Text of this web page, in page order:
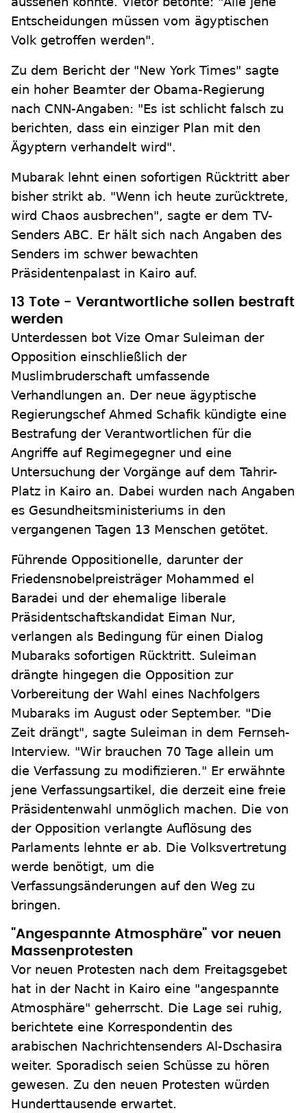
Entscheidungen müssen vom ägyptischen
Volk getroffen werden".
Zu dem Bericht der "New York Times" sagte
ein hoher Beamter der Obama-Regierung
nach CNN-Angaben: "Es ist schlicht falsch zu
berichten, dass ein einziger Plan mit den
Ägyptern verhandelt wird".
Mubarak lehnt einen sofortigen Rücktritt aber
bisher strikt ab. "Wenn ich heute zurücktrete,
wird Chaos ausbrechen", sagte er dem TV-
Senders ABC. Er hält sich nach Angaben des
Senders im schwer bewachten
Präsidentenpalast in Kairo auf.
13 Tote - Verantwortliche sollen bestraft
werden
Unterdessen bot Vize Omar Suleiman der
Opposition einschließlich der
Muslimbruderschaft umfassende
Verhandlungen an. Der neue ägyptische
Regierungschef Ahmed Schafik kündigte eine
Bestrafung der Verantwortlichen für die
Angriffe auf Regimegegner und eine
Untersuchung der Vorgänge auf dem Tahrir-
Platz in Kairo an. Dabei wurden nach Angaben
es Gesundheitsministeriums in den
vergangenen Tagen 13 Menschen getötet.
Führende Oppositionelle, darunter der
Friedensnobelpreisträger Mohammed el
Baradei und der ehemalige liberale
Präsidentschaftskandidat Eiman Nur,
verlangen als Bedingung für einen Dialog
Mubaraks sofortigen Rücktritt. Suleiman
drängte hingegen die Opposition zur
Vorbereitung der Wahl eines Nachfolgers
Mubaraks im August oder September. "Die
Zeit drängt", sagte Suleiman in dem Fernseh-
Interview. "Wir brauchen 70 Tage allein um
die Verfassung zu modifizieren." Er erwähnte
jene Verfassungsartikel, die derzeit eine freie
Präsidentenwahl unmöglich machen. Die von
der Opposition verlangte Auflösung des
Parlaments lehnte er ab. Die Volksvertretung
werde benötigt, um die
Verfassungsänderungen auf den Weg zu
bringen.
"Angespannte Atmosphäre" vor neuen
Massenprotesten
Vor neuen Protesten nach dem Freitagsgebet
hat in der Nacht in Kairo eine "angespannte
Atmosphäre" geherrscht. Die Lage sei ruhig,
berichtete eine Korrespondentin des
arabischen Nachrichtensenders Al-Dschasira
weiter. Sporadisch seien Schüsse zu hören
gewesen. Zu den neuen Protesten würden
Hunderttausende erwartet.